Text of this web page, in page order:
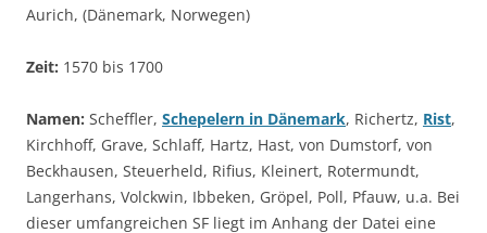
Aurich, (Dänemark, Norwegen)
Zeit: 1570 bis 1700
Namen: Scheffler, Schepelern in Dänemark, Richertz, Rist,
Kirchhoff, Grave, Schlaff, Hartz, Hast, von Dumstorf, von
Beckhausen, Steuerheld, Rifius, Kleinert, Rotermundt,
Langerhans, Volckwin, Ibbeken, Gröpel, Poll, Pfauw, u.a. Bei
dieser umfangreichen SF liegt im Anhang der Datei eine